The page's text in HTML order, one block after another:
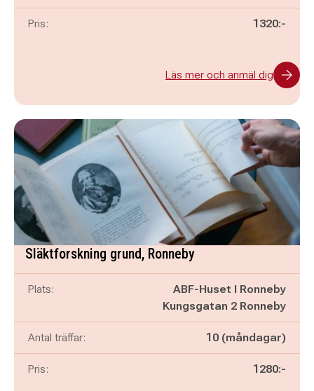
Pris: 1320:-
Läs mer och anmäl dig
Släktforskning grund, Ronneby
Plats:
ABF-Huset I Ronneby
Kungsgatan 2 Ronneby
Antal träffar: 10 (måndagar)
Pris: 1280:-